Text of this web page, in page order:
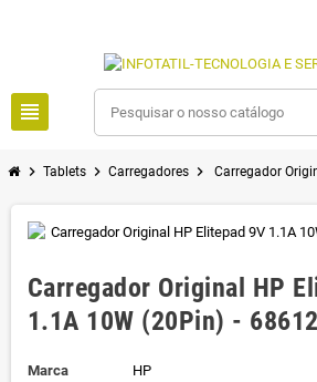
view_headline
chevron_right Tablets chevron_right Carregadores chevron_right Carregador
Carregador Original HP
1.1A 10W (20Pin) -
Marca
HP